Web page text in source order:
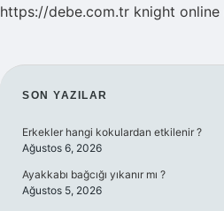
https://debe.com.tr knight online
SIDEBAR
SON YAZILAR
Erkekler hangi kokulardan etkilenir ?
Ağustos 6, 2026
Ayakkabı bağcığı yıkanır mı ?
Ağustos 5, 2026